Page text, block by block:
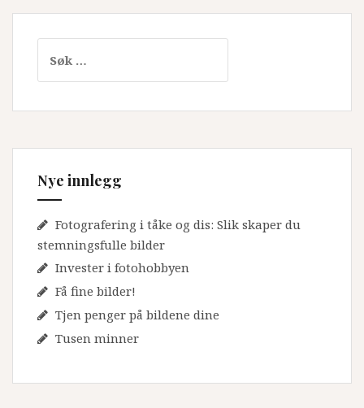
etter:
Nye innlegg
Fotografering i tåke og dis: Slik skaper du
stemningsfulle bilder
Invester i fotohobbyen
Få fine bilder!
Tjen penger på bildene dine
Tusen minner